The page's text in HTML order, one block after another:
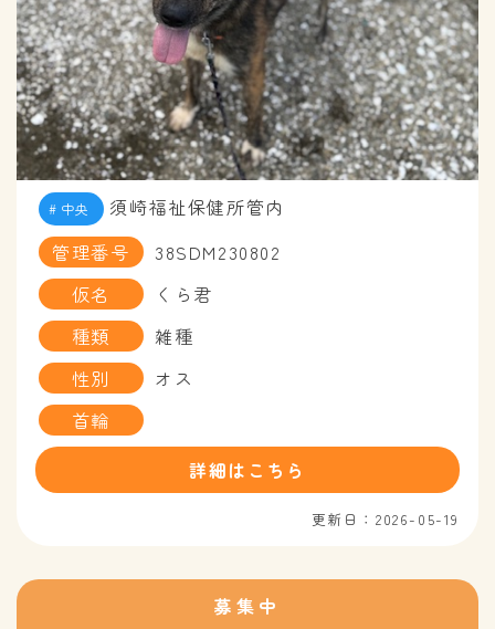
中央
須崎福祉保健所管内
管理番号
38SDM230802
仮名
くら君
種類
雑種
性別
オス
首輪
詳細はこちら
更新日：2026-05-19
募集中